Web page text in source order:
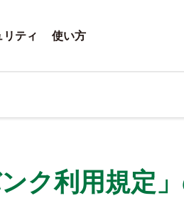
リティ 使い方
ンク利用規定